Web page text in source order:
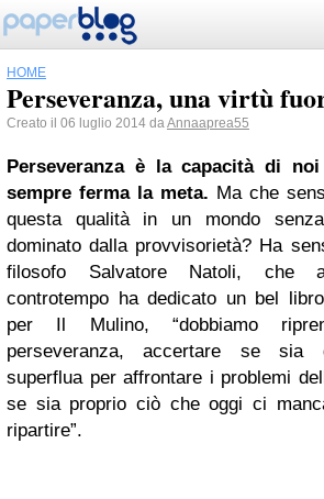
HOME
Perseveranza, una virtù
Creato il 06 luglio 2014 daAnnaaprea55
Perseveranza è la capacità di
sempre ferma la meta. Ma che
questa qualità in un mondo
dominato dalla provvisorietà? Ha
filosofo Salvatore Natoli, che
controtempo ha dedicato un bel
per Il Mulino, “dobbiamo
perseveranza, accertare se sia
superflua per affrontare i problemi
se sia proprio ciò che oggi ci
ripartire”.